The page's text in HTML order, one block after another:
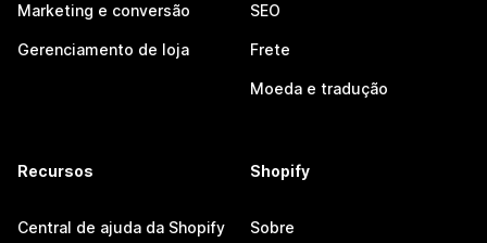
Marketing e conversão
Gerenciamento de loja
SEO
Frete
Moeda e tradução
Recursos
Central de ajuda da Shopify
Shopify
Sobre